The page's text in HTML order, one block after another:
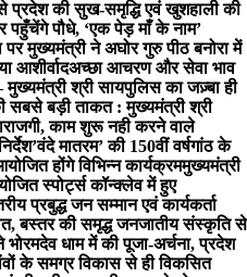
प्रदेश की सुख-समृद्धि एवं खुशहाली की
पहुँचेंगे पौधे, ‘एक पेड़ माँ के नाम’
पर मुख्यमंत्री ने अघोर गुरु पीठ बनोरा में
आशीर्वादअच्छा आचरण और सेवा भाव
श्री सायपुलिस का जज़्बा ही
सबसे बड़ी ताकत : मुख्यमंत्री श्री
काम शुरू नही करने वाले
’वंदे मातरम’ की 150वीं वर्षगांठ के
होंगे विभिन्न कार्यक्रममुख्यमंत्री
स्पोर्ट्स कॉन्क्लेव में हुए
प्रबुद्ध जन सम्मान एवं कार्यकर्ता
बस्तर की समृद्ध जनजातीय संस्कृति से
भोरमदेव धाम में की पूजा-अर्चना, प्रदेश
के समग्र विकास से ही विकसित